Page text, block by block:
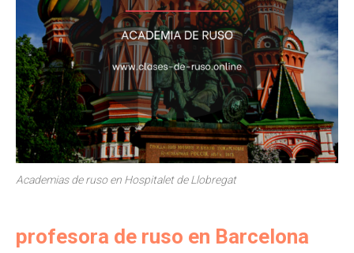
Academias de ruso en Hospitalet de Llobregat
profesora de ruso en Barcelona